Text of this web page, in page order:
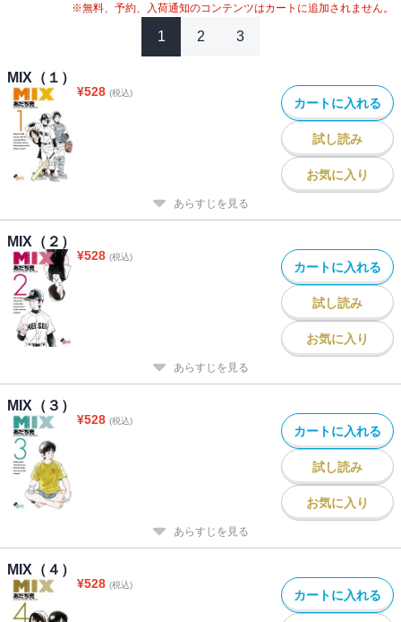
※無料、予約、入荷通知のコンテンツはカートに追加されません。
1 2 3
MIX（１）
¥528 (税込)
カートに入れる
試し読み
お気に入り
あらすじを見る
MIX（２）
¥528 (税込)
カートに入れる
試し読み
お気に入り
あらすじを見る
MIX（３）
¥528 (税込)
カートに入れる
試し読み
お気に入り
あらすじを見る
MIX（４）
¥528 (税込)
カートに入れる